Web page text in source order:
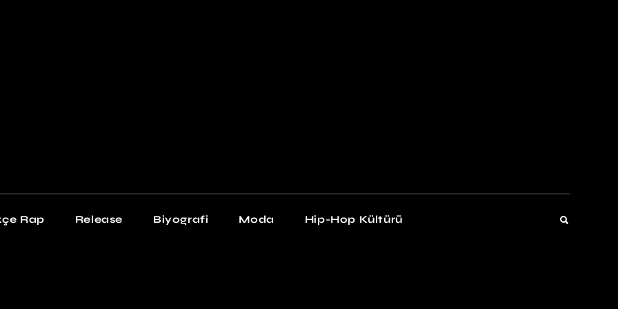
Rap Release Biyografi Moda Hip-Hop Kültürü